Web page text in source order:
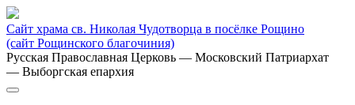
Сайт храма св. Николая Чудотворца в посёлке Рощино
(сайт Рощинского благочиния)
Русская Православная Церковь — Московский Патриархат
— Выборгская епархия